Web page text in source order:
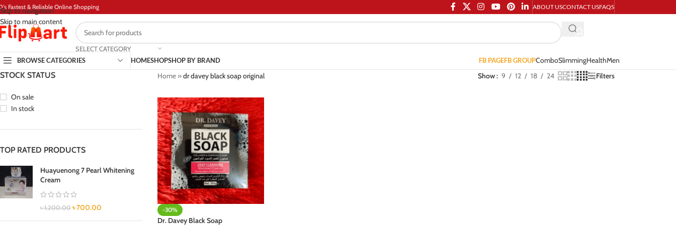
Skip to navigation
Skip to main content
Fastest & Reliable Online Shopping ABOUT USCONTACT USFAQS
SELECT CATEGORY
BROWSE CATEGORIES
HOMESHOPSHOP BY BRAND FB PAGEFB GROUPComboSlimmingHealthMen
STOCK STATUS
On sale
In stock
TOP RATED PRODUCTS
Huayuenong 7 Pearl Whitening
Cream
৳1,200.00 ৳700.00
Home»dr davey black soap original Show 9 12 18 24 Filters
-30%
Dr. Davey Black Soap